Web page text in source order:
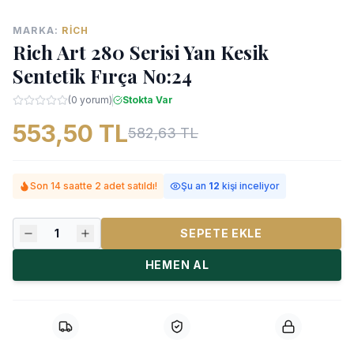
MARKA: RICH
Rich Art 280 Serisi Yan Kesik
Sentetik Fırça No:24
(0 yorum) Stokta Var
553,50 TL582,63 TL
Son 14 saatte 2 adet satıldı! Şu an 12 kişi inceliyor
1 SEPETE EKLE
HEMEN AL